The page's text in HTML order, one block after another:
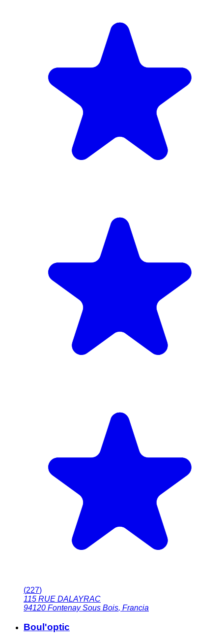
(227)
115 RUE DALAYRAC
94120 Fontenay Sous Bois, Francia
Boul'optic